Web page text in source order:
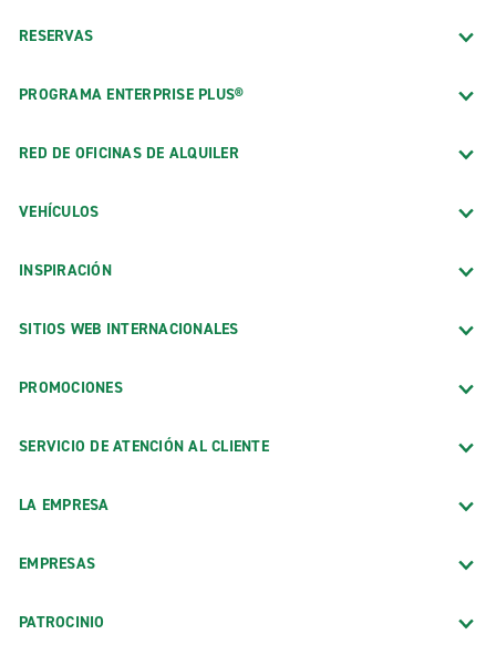
RESERVAS
PROGRAMA ENTERPRISE PLUS®
RED DE OFICINAS DE ALQUILER
VEHÍCULOS
INSPIRACIÓN
SITIOS WEB INTERNACIONALES
PROMOCIONES
SERVICIO DE ATENCIÓN AL CLIENTE
LA EMPRESA
EMPRESAS
PATROCINIO